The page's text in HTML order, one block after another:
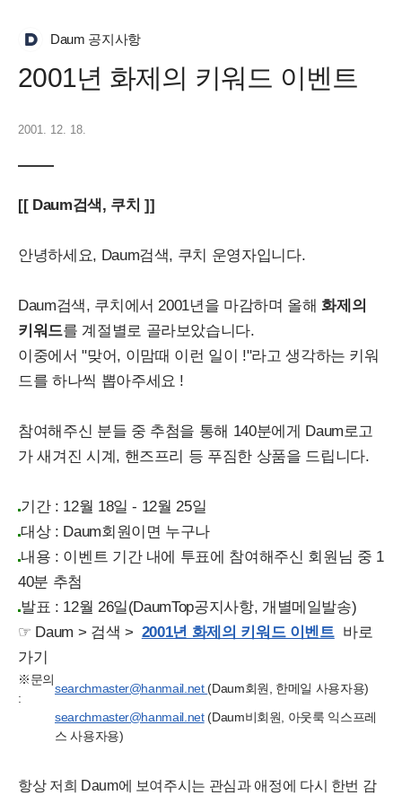
Daum 공지사항
2001년 화제의 키워드 이벤트
2001. 12. 18.
[[ Daum검색, 쿠치 ]]
안녕하세요, Daum검색, 쿠치 운영자입니다.
Daum검색, 쿠치에서 2001년을 마감하며 올해화제의
키워드를 계절별로 골라보았습니다.
이중에서 "맞어, 이맘때 이런 일이 !"라고 생각하는 키워
드를 하나씩 뽑아주세요 !
참여해주신 분들 중 추첨을 통해 140분에게 Daum로고
가 새겨진 시계, 핸즈프리 등 푸짐한 상품을 드립니다.
기간 : 12월 18일 - 12월 25일
대상 : Daum회원이면 누구나
내용 : 이벤트 기간 내에 투표에 참여해주신 회원님 중 1
40분 추첨
발표 : 12월 26일(DaumTop공지사항, 개별메일발송)
☞ Daum > 검색 > 2001년 화제의 키워드 이벤트바로
가기
※문의
:
searchmaster@hanmail.net (Daum회원, 한메일 사용자용)
searchmaster@hanmail.net(Daum비회원, 아웃룩 익스프레
스 사용자용)
항상 저희 Daum에 보여주시는 관심과 애정에 다시 한번 감